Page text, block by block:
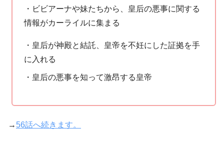
・ビビアーナや妹たちから、皇后の悪事に関する
情報がカーライルに集まる
・皇后が神殿と結託、皇帝を不妊にした証拠を手
に入れる
・皇后の悪事を知って激昂する皇帝
→ 56話へ続きます。